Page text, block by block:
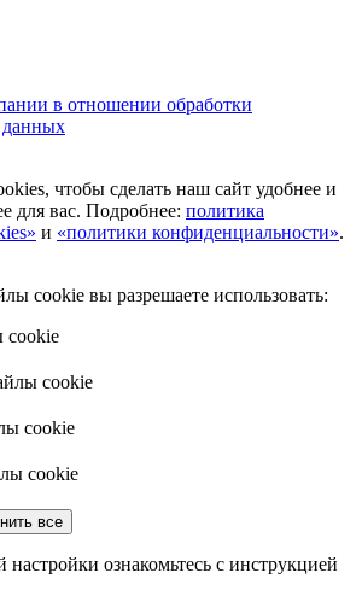
в отношении обработки
данных
чтобы сделать наш сайт удобнее и
для вас. Подробнее: политика
и «политики конфиденциальности».
cookie вы разрешаете использовать:
cookie
cookie
cookie
cookie
все
настройки ознакомьтесь с инструкцией